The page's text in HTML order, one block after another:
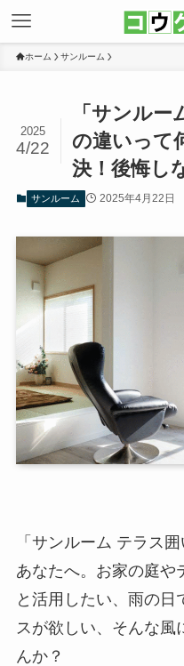
ホーム サンルーム
「サンルー
の違いって
決！後悔し
2025
4/22
サンルーム 2025年4月22日
「サンルーム テラス
あなたへ。お家の庭や
と活用したい、雨の日
スが欲しい、そんな
んか？